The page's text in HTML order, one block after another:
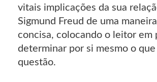
vitais implicações da sua
Sigmund Freud de uma
concisa, colocando o leitor em
determinar por si mesmo o
questão.